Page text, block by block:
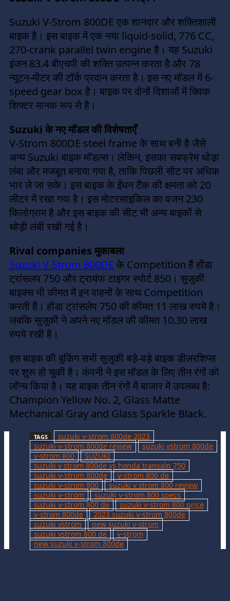
Suzuki V-Strom 800DE एक शानदार और शक्तिशाली
बाइक है। इस बाइक में एक नया liquid-solid, 776 CC,
270-crank parallel twin engine है। यह Suzuki
इंजन 83.4 बीएचपी की शक्ति उत्पन्न करता है और 78
न्यूटन-मीटर की टॉर्क प्रदान करता है। इस नए मॉडल में 6-
speed gear box है। बाइक पर दोनों दिशाओं में क्विक
शिफ्टर मानक रूप से है।
Suzuki के नए मॉडल की विशेषताएँ
V-Strom 800DE steel frame के साथ बनी है जैसे
अन्य Suzuki बाइक मॉडल्स। लेकिन, इसका सबफ्रेम थोड़ा
लंबा और मजबूत बनाया गया है, ताकि पिछली सीट पर अधिक
भार ले जा सके। इस बाइक के ईंधन टैंक की क्षमता को 20
लीटर में रखा गया है। इस मोटरसाइकिल का वजन 230
किलोग्राम है और इस बाइक की सीट भी अन्य बाइकों से
थोड़ी लंबी रखी गई है।
Rival companies मुकाबला
Suzuki V-Strom 800DE के Competition हैं होंडा
ट्रांसलप 750 और ट्रायंफ टाइगर स्पोर्ट 850। सुजुकी
बाइक्स भी कीमत में इन वाहनों के साथ Competition
करती हैं। होंडा ट्रांसलेप 750 की कीमत 11 लाख रुपये है।
जबकि सुजुकी ने अपने नए मॉडल की कीमत 10.30 लाख
रुपये रखी है।
इस बाइक की बुकिंग सभी सुजुकी बड़े-बड़े बाइक डीलरशिप्स
पर शुरू हो चुकी है। कंपनी ने इस मॉडल के लिए तीन रंगों को
लॉन्च किया है। यह बाइक तीन रंगों में बाजार में उपलब्ध है:
Champion Yellow No. 2, Glass Matte
Mechanical Gray and Glass Sparkle Black.
TAGS
suzuki v-strom 800de 2023
suzuki v-strom 800de review
suzuki vstrom 800de
v-strom 800
SUZUKI
suzuki v strom 800de vs honda transalp 750
suzuki v-strom 800de
v-strom 800 de
suzuki v-strom 800
suzuki v strom 800 review
suzuki v-strom
suzuki v-strom 800 specs
suzuki v-strom 800 de
suzuki v-strom 800 price
v-strom 800de
2023 suzuki v-strom 800de
suzuki vstrom
new suzuki v-strom
suzuki vstrom 800 de
v-strom
new suzuki v-strom 800de